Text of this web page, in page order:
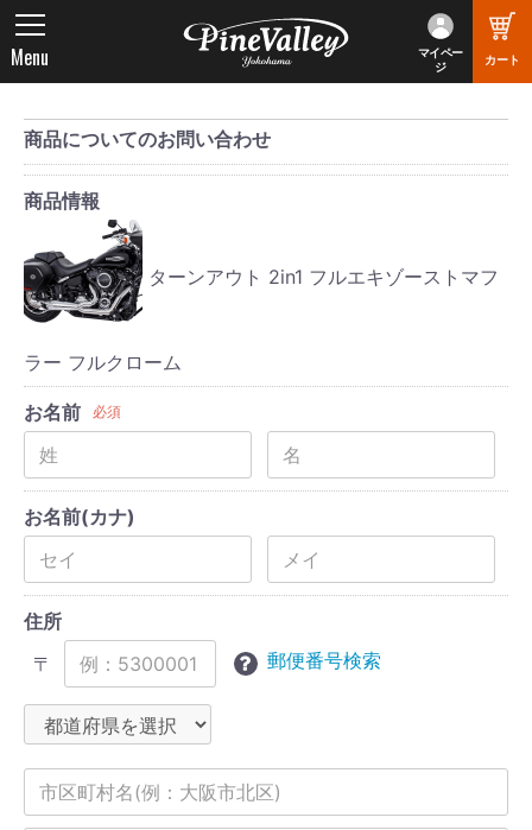
マイペー
ジ
カート
Menu
商品についてのお問い合わせ
商品情報
ターンアウト 2in1 フルエキゾーストマフ
ラー フルクローム
お名前 必須
お名前(カナ)
住所
〒
郵便番号検索